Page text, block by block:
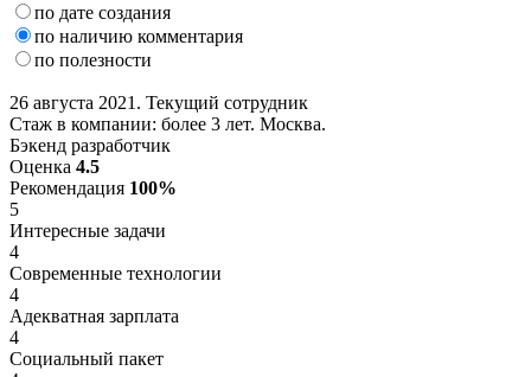
по дате создания
по наличию комментария
по полезности
26 августа 2021. Текущий сотрудник
Стаж в компании: более 3 лет. Москва.
Бэкенд разработчик
Оценка 4.5
Рекомендация 100%
5
Интересные задачи
4
Современные технологии
4
Адекватная зарплата
4
Социальный пакет